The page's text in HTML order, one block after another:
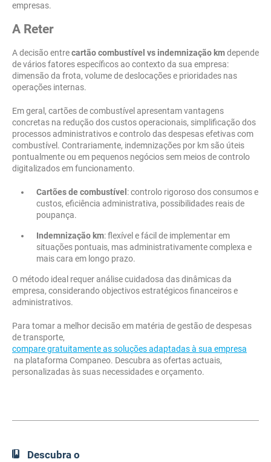
empresas.
A Reter
A decisão entrecartão combustível vs indemnização kmdepende
de vários fatores específicos ao contexto da sua empresa:
dimensão da frota, volume de deslocações e prioridades nas
operações internas.
Em geral, cartões de combustível apresentam vantagens
concretas na redução dos custos operacionais, simplificação dos
processos administrativos e controlo das despesas efetivas com
combustível. Contrariamente, indemnizações por km são úteis
pontualmente ou em pequenos negócios sem meios de controlo
digitalizados em funcionamento.
Cartões de combustível : controlo rigoroso dos consumos e
custos, eficiência administrativa, possibilidades reais de
poupança.
Indemnização km: flexível e fácil de implementar em
situações pontuais, mas administrativamente complexa e
mais cara em longo prazo.
O método ideal requer análise cuidadosa das dinâmicas da
empresa, considerando objectivos estratégicos financeiros e
administrativos.
Para tomar a melhor decisão em matéria de gestão de despesas
de transporte,
compare gratuitamente as soluções adaptadas à sua empresa
na plataforma Companeo. Descubra as ofertas actuais,
personalizadas às suas necessidades e orçamento.
Descubra o